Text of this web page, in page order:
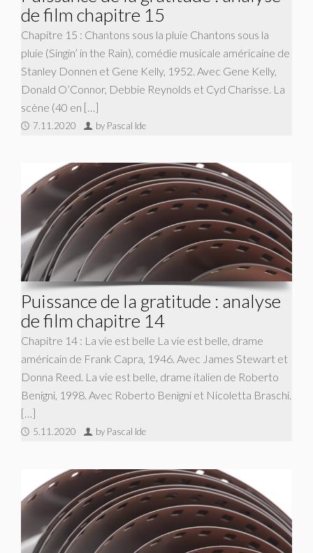
de film chapitre 15
Chapitre 15 : Chantons sous la pluie Chantons sous la
pluie (Singin’ in the Rain), comédie musicale américaine de
Stanley Donnen et Gene Kelly, 1952. Avec Gene Kelly,
Donald O’Connor, Debbie Reynolds et Cyd Charisse. La
scène (40 en […]
7.11.2020 by Pascal Ide
Puissance de la gratitude : analyse
de film chapitre 14
Chapitre 14 : La vie est belle La vie est belle, drame
américain de Frank Capra, 1946. Avec James Stewart et
Donna Reed. La vie est belle, drame italien de Roberto
Benigni, 1998. Avec Roberto Benigni et Nicoletta Braschi.
[…]
5.11.2020 by Pascal Ide